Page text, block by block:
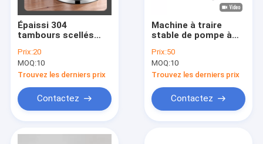
Épaissi 304
tambours scellés
inoxydable pour le
lait
Prix:20
MOQ:10
Trouvez les derniers prix
Contactez
Machine à traire
stable de pompe à
Prix:50
MOQ:10
Trouvez les derniers prix
Contactez